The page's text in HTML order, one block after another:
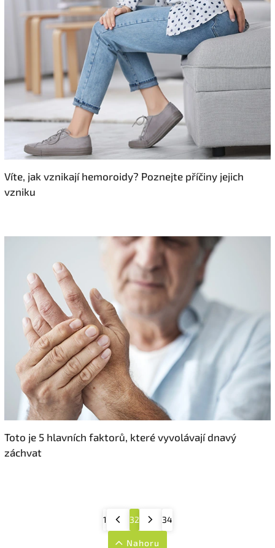
Víte, jak vznikají hemoroidy? Poznejte příčiny jejich
vzniku
Toto je 5 hlavních faktorů, které vyvolávají dnavý
záchvat
1 32 34
Nahoru